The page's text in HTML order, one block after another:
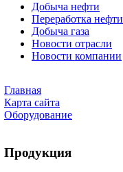
Добыча нефти
Переработка нефти
Добыча газа
Новости отрасли
Новости компании
Главная
Карта сайта
Оборудование
Продукция